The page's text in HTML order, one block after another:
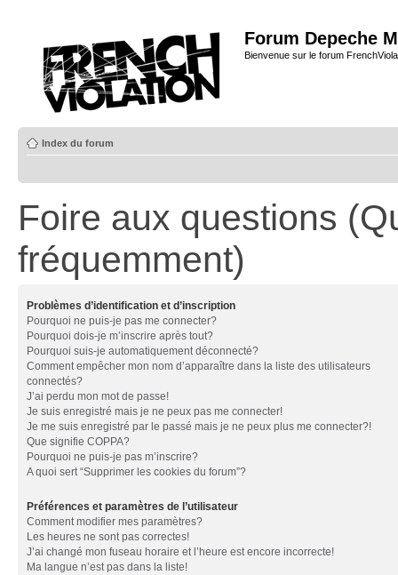
Forum Depeche
Bienvenue sur le forum
Index du forum
Foire aux questions
fréquemment)
Problèmes d’identification et d’inscription
Pourquoi ne puis-je pas me connecter?
Pourquoi dois-je m’inscrire après tout?
Pourquoi suis-je automatiquement déconnecté?
Comment empêcher mon nom d’apparaître dans la liste des utilisateurs
connectés?
J’ai perdu mon mot de passe!
Je suis enregistré mais je ne peux pas me connecter!
Je me suis enregistré par le passé mais je ne peux plus me connecter?!
Que signifie COPPA?
Pourquoi ne puis-je pas m’inscrire?
A quoi sert “Supprimer les cookies du forum”?
Préférences et paramètres de l’utilisateur
Comment modifier mes paramètres?
Les heures ne sont pas correctes!
J’ai changé mon fuseau horaire et l’heure est encore incorrecte!
Ma langue n’est pas dans la liste!